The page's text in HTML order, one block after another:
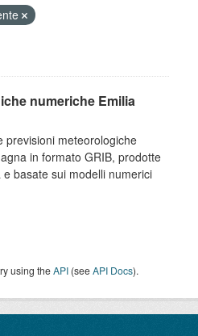
numeriche Emilia
previsioni meteorologiche
in formato GRIB, prodotte
basate sui modelli numerici
using theAPI (seeAPI Docs).